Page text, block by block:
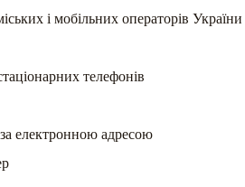
і мобільних операторів України
телефонів
за електронною адресою